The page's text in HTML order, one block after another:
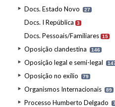
Docs. Estado Novo 27
Docs. I República 3
Docs. Pessoais/Familiares 15
Oposição clandestina 146
Oposição legal e semi-legal
Oposição no exílio 79
Organismos Internacionais 89
Processo Humberto Delgado 7